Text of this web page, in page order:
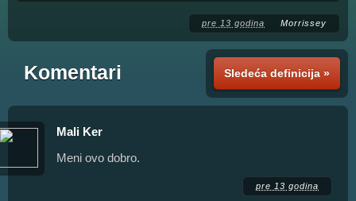
pre 13 godina Morrissey
Sledeća definicija »
Komentari
Mali Ker
Meni ovo dobro.
pre 13 godina